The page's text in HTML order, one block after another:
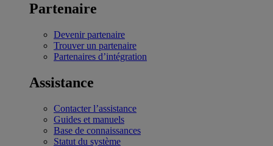
Partenaire
Devenir partenaire
Trouver un partenaire
Partenaires d’intégration
Assistance
Contacter l’assistance
Guides et manuels
Base de connaissances
Statut du système